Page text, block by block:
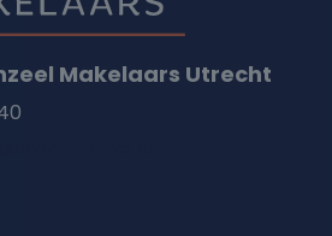
Makelaars Utrecht